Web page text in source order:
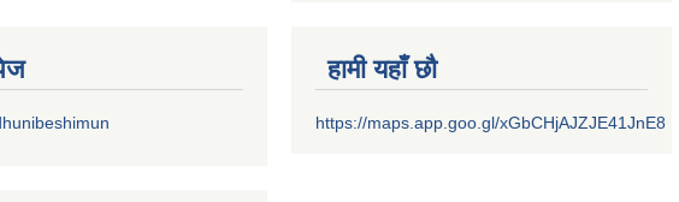
हामी यहाँ छौ
https://maps.app.goo.gl/xGbCHjAJZJE41JnE8